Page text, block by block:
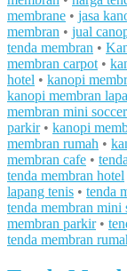
membrane • jasa
membran • jual
tenda membran •
membran carpot •
hotel • kanopi
kanopi membran
membran mini soccer
parkir• kanopi
membran rumah •
membran cafe •
tenda membran hotel
lapang tenis • tenda
tenda membran mini
membran parkir•
tenda membran